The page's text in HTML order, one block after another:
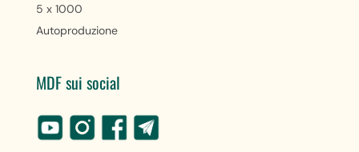
5 x 1000
Autoproduzione
MDF sui social